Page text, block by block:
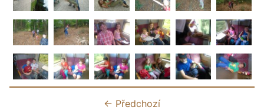
← Předchozí